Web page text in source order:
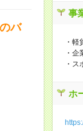
バ
事
・軽
・企
・
ホ